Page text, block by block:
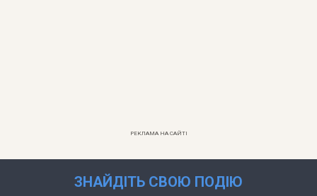
РЕКЛАМА НА САЙТІ
ЗНАЙДІТЬ СВОЮ ПОДІЮ